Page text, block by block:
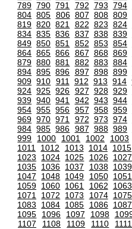
789 790 791 792 793 794
804 805 806 807 808 809
819 820 821 822 823 824
834 835 836 837 838 839
849 850 851 852 853 854
864 865 866 867 868 869
879 880 881 882 883 884
894 895 896 897 898 899
909 910 911 912 913 914
924 925 926 927 928 929
939 940 941 942 943 944
954 955 956 957 958 959
969 970 971 972 973 974
984 985 986 987 988 989
999
1000 1001 1002
1003
1011
1012 1013 1014 1015
1023
1024 1025 1026 1027
1035 1036 1037 1038 1039
1047
1048 1049 1050 1051
1059 1060 1061 1062
1063
1071
1072 1073 1074 1075
1083
1084 1085 1086 1087
1095
1096 1097 1098
1107
1108 1109 1110
1111